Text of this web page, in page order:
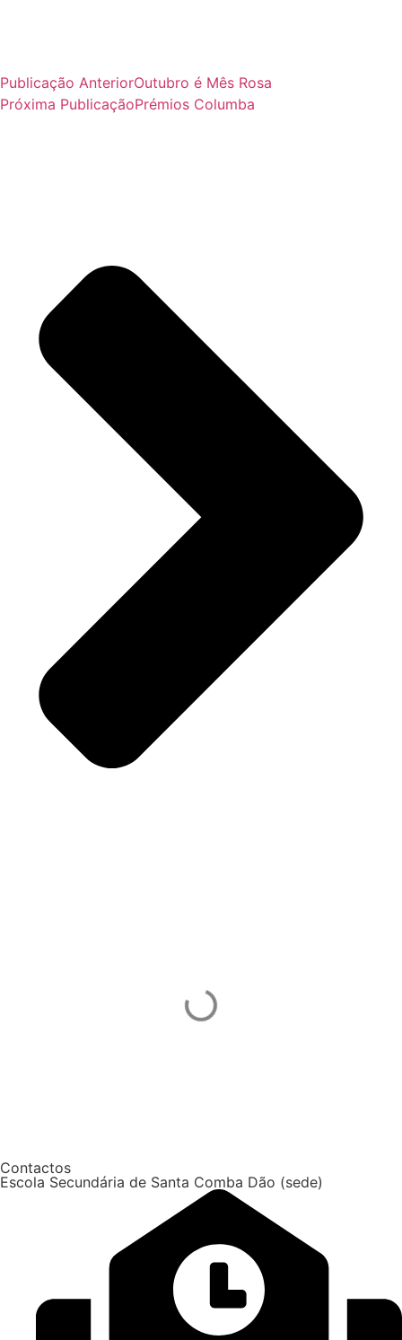
Publicação AnteriorOutubro é Mês Rosa
Próxima PublicaçãoPrémios Columba
Contactos
Escola Secundária de Santa Comba Dão (sede)